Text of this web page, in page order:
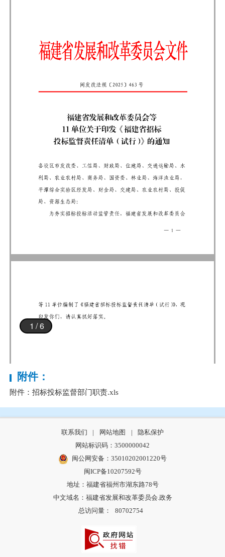
附件：
附件：招标投标监督部门职责.xls
联系我们 | 网站地图 |
隐私保护
网站标识码：3500000042
闽公网安备：35010202001220号
闽ICP备10207592号
地址：福建省福州市湖东路78号
中文域名：福建省发展和改革委员会.政务
总访问量：
80702754